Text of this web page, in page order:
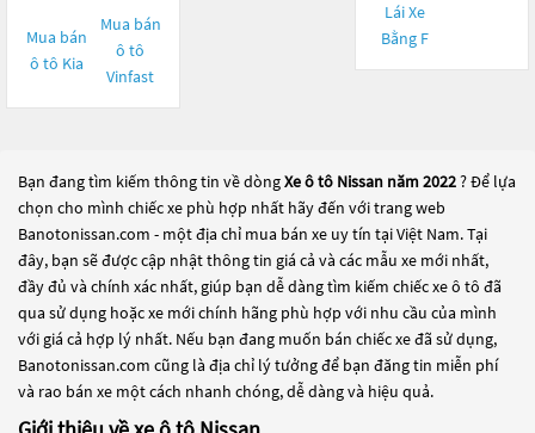
Mua bán
ô tô Kia
Mua bán
ô tô
Vinfast
Lái Xe
Bằng F
Bạn đang tìm kiếm thông tin về dòngXe ô tô Nissan năm 2022? Để lựa
chọn cho mình chiếc xe phù hợp nhất hãy đến với trang web
Banotonissan.com - một địa chỉ mua bán xe uy tín tại Việt Nam. Tại
đây, bạn sẽ được cập nhật thông tin giá cả và các mẫu xe mới nhất,
đầy đủ và chính xác nhất, giúp bạn dễ dàng tìm kiếm chiếc xe ô tô đã
qua sử dụng hoặc xe mới chính hãng phù hợp với nhu cầu của mình
với giá cả hợp lý nhất. Nếu bạn đang muốn bán chiếc xe đã sử dụng,
Banotonissan.com cũng là địa chỉ lý tưởng để bạn đăng tin miễn phí
và rao bán xe một cách nhanh chóng, dễ dàng và hiệu quả.